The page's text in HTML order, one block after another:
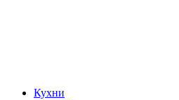
Кухни